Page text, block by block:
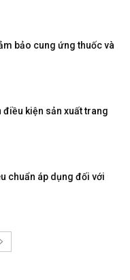
bảo cung ứng thuốc và
điều kiện sản xuất trang
chuẩn áp dụng đối với